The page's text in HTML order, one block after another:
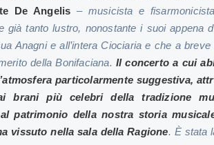
De Angelis – musicista e
già tanto lustro, nonostante i suoi appena
Anagni e all’intera Ciociaria e che a
della Bonifaciana. Il concerto a cui
particolarmente suggestiva,
brani più celebri della tradizione
patrimonio della nostra storia
vissuto nella sala della Ragione. È stata